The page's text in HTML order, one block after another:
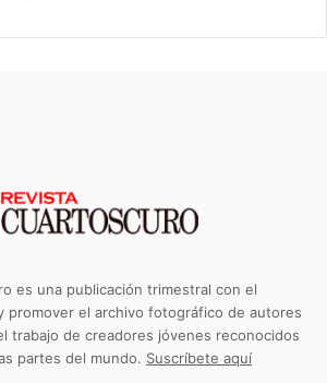
es una publicación trimestral con el
promover el archivo fotográfico de autores
trabajo de creadores jóvenes reconocidos
partes del mundo. Suscríbete aquí